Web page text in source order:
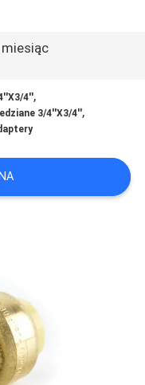
4'',
3/4''X3/4'',